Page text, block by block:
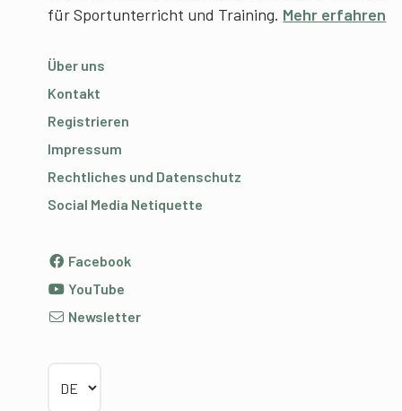
für Sportunterricht und Training. Mehr erfahren
Über uns
Kontakt
Registrieren
Impressum
Rechtliches und Datenschutz
Social Media Netiquette
Facebook
YouTube
Newsletter